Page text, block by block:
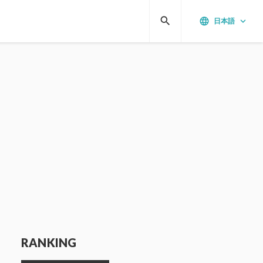
language 日本語 keyboard_arrow_down
search
RANKING